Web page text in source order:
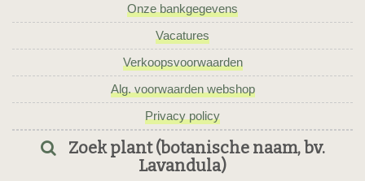
Onze bankgegevens
Vacatures
Verkoopsvoorwaarden
Alg. voorwaarden webshop
Privacy policy
Zoek plant (botanische naam, bv.
Lavandula)